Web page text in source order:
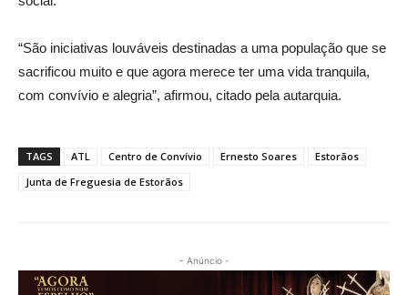
“São iniciativas louváveis destinadas a uma população que se
sacrificou muito e que agora merece ter uma vida tranquila,
com convívio e alegria”, afirmou, citado pela autarquia.
TAGS ATL Centro de Convívio Ernesto Soares
Estorãos
Junta de Freguesia de Estorãos
- Anúncio -